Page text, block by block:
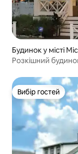
Будинок у місті
Розкішний
Вибір гостей
Вибір гостей